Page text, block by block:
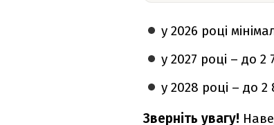
у 2026 році
у 2027 році – до 2
у 2028 році – до 2
Зверніть увагу!